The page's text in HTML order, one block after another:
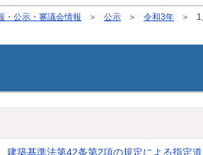
・公示・審議会情報 公示 令和3年 1
建築基準法第42条第2項の規定による指定